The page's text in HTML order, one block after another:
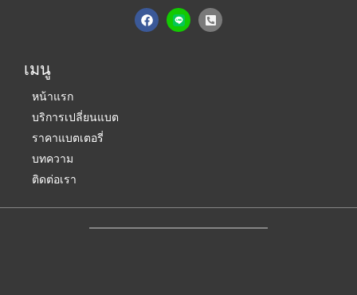
F
a
P
h
เมนู
หน้าแรก
บริการเปลี่ยนแบต
ราคาแบตเตอรี่
บทความ
ติดต่อเรา